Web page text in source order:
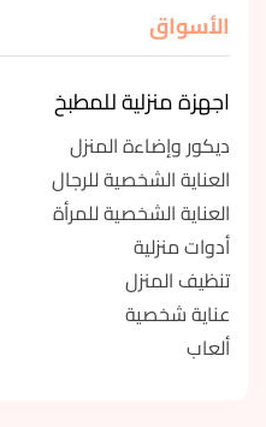
الأسواق
اجهزة منزلية للمطبخ
ديكور وإضاءة المنزل
العناية الشخصية للرجال
العناية الشخصية للمرأة
أدوات منزلية
تنظيف المنزل
عناية شخصية
ألعاب